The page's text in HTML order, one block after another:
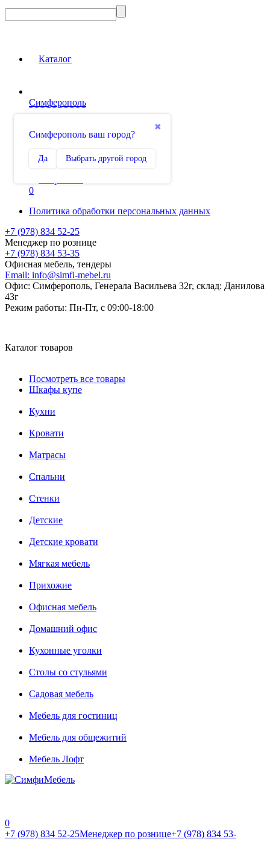
Каталог
Симферополь
✖
Симферополь ваш город?
Да Выбрать другой город
Сравнение
0
Политика обработки персональных данных
+7 (978) 834 52-25
Менеджер по рознице
+7 (978) 834 53-35
Офисная мебель, тендеры
Email: info@simfi-mebel.ru
Офис: Симферополь, Генерала Васильева 32г, склад: Данилова
43г
Режим работы: Пн-Пт, с 09:00-18:00
Каталог товаров
Посмотреть все товары
Шкафы купе
Кухни
Кровати
Матрасы
Cпальни
Стенки
Детские
Детские кровати
Мягкая мебель
Прихожие
Офисная мебель
Домашний офис
Кухонные уголки
Столы со стульями
Садовая мебель
Мебель для гостиниц
Мебель для общежитий
Мебель Лофт
0
+7 (978) 834 52-25Менеджер по рознице+7 (978) 834 53-